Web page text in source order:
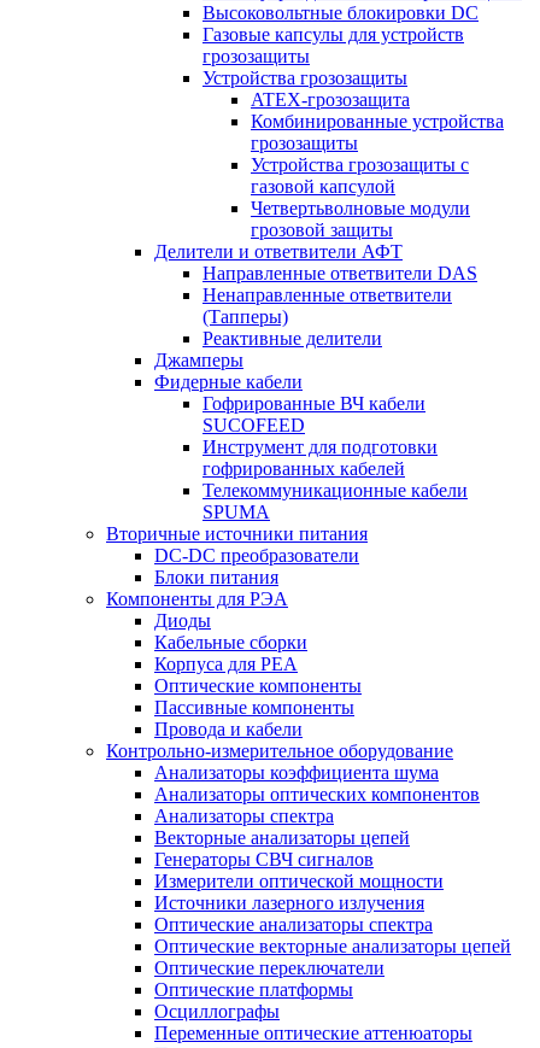
Высоковольтные блокировки DC
Газовые капсулы для устройств
грозозащиты
Устройства грозозащиты
ATEX-грозозащита
Комбинированные устройства
грозозащиты
Устройства грозозащиты с
газовой капсулой
Четвертьволновые модули
грозовой защиты
Делители и ответвители АФТ
Направленные ответвители DAS
Ненаправленные ответвители
(Тапперы)
Реактивные делители
Джамперы
Фидерные кабели
Гофрированные ВЧ кабели
SUCOFEED
Инструмент для подготовки
гофрированных кабелей
Телекоммуникационные кабели
SPUMA
Вторичные источники питания
DC-DC преобразователи
Блоки питания
Компоненты для РЭА
Диоды
Кабельные сборки
Корпуса для РЕА
Оптические компоненты
Пассивные компоненты
Провода и кабели
Контрольно-измерительное оборудование
Анализаторы коэффициента шума
Анализаторы оптических компонентов
Анализаторы спектра
Векторные анализаторы цепей
Генераторы СВЧ сигналов
Измерители оптической мощности
Источники лазерного излучения
Оптические анализаторы спектра
Оптические векторные анализаторы цепей
Оптические переключатели
Оптические платформы
Осциллографы
Переменные оптические аттенюаторы